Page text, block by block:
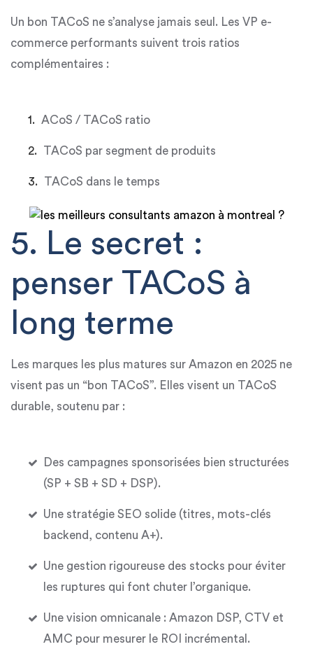
Un bon TACoS ne s’analyse jamais seul. Les VP e-
commerce performants suivent trois ratios
complémentaires :
ACoS / TACoS ratio
TACoS par segment de produits
TACoS dans le temps
5. Le secret :
penser TACoS à
long terme
Les marques les plus matures sur Amazon en 2025 ne
visent pas un “bon TACoS”. Elles visent un TACoS
durable, soutenu par :
Des campagnes sponsorisées bien structurées
(SP + SB + SD + DSP).
Une stratégie SEO solide (titres, mots-clés
backend, contenu A+).
Une gestion rigoureuse des stocks pour éviter
les ruptures qui font chuter l’organique.
Une vision omnicanale : Amazon DSP, CTV et
AMC pour mesurer le ROI incrémental.